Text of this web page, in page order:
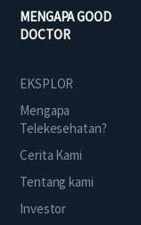
MENGAPA GOOD
DOCTOR
EKSPLOR
Mengapa
Telekesehatan?
Cerita Kami
Tentang kami
Investor